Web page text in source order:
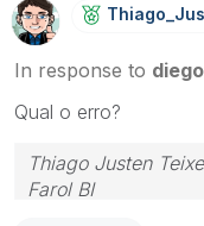
In response to
Qual o erro?
Thiago Justen
Farol BI